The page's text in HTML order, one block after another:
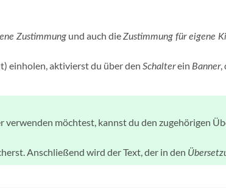
Zustimmung und auch dieZustimmung für eigene
einholen, aktivierst du über den Schalterein Banner,
verwenden möchtest, kannst du den zugehörigen
Anschließend wird der Text, der in den